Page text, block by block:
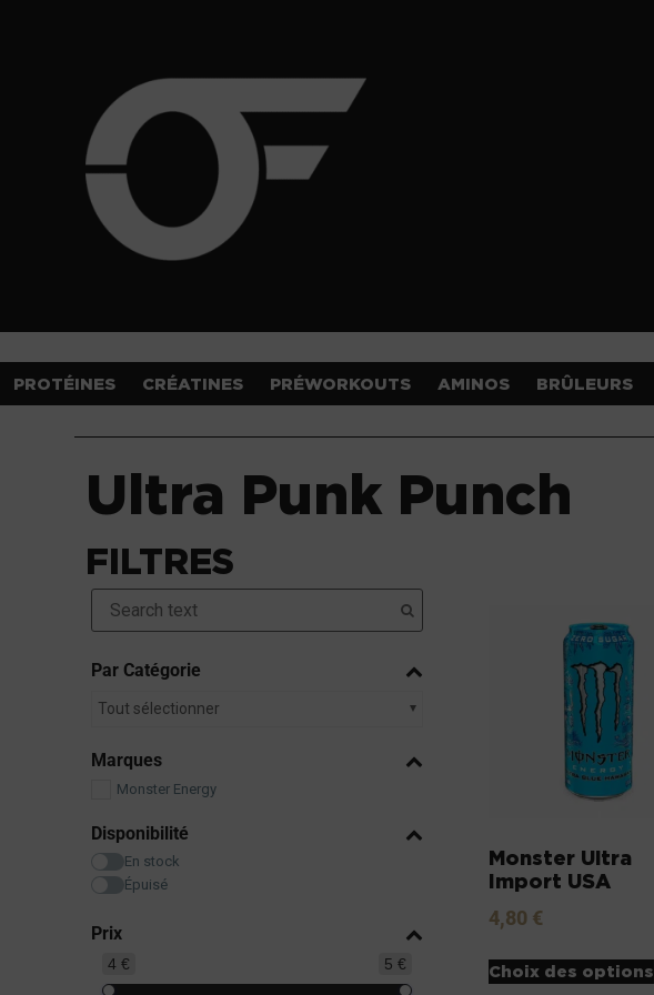
PROTÉINES CRÉATINES PRÉWORKOUTS AMINOS BRÛLEURS
Ultra Punk Punch
FILTRES
Par Catégorie
Tout sélectionner
Marques
Monster Energy
Disponibilité
En stock
Épuisé
Prix
4 € 5 €
Monster Ultra
Import USA
4,80 €
Choix des options